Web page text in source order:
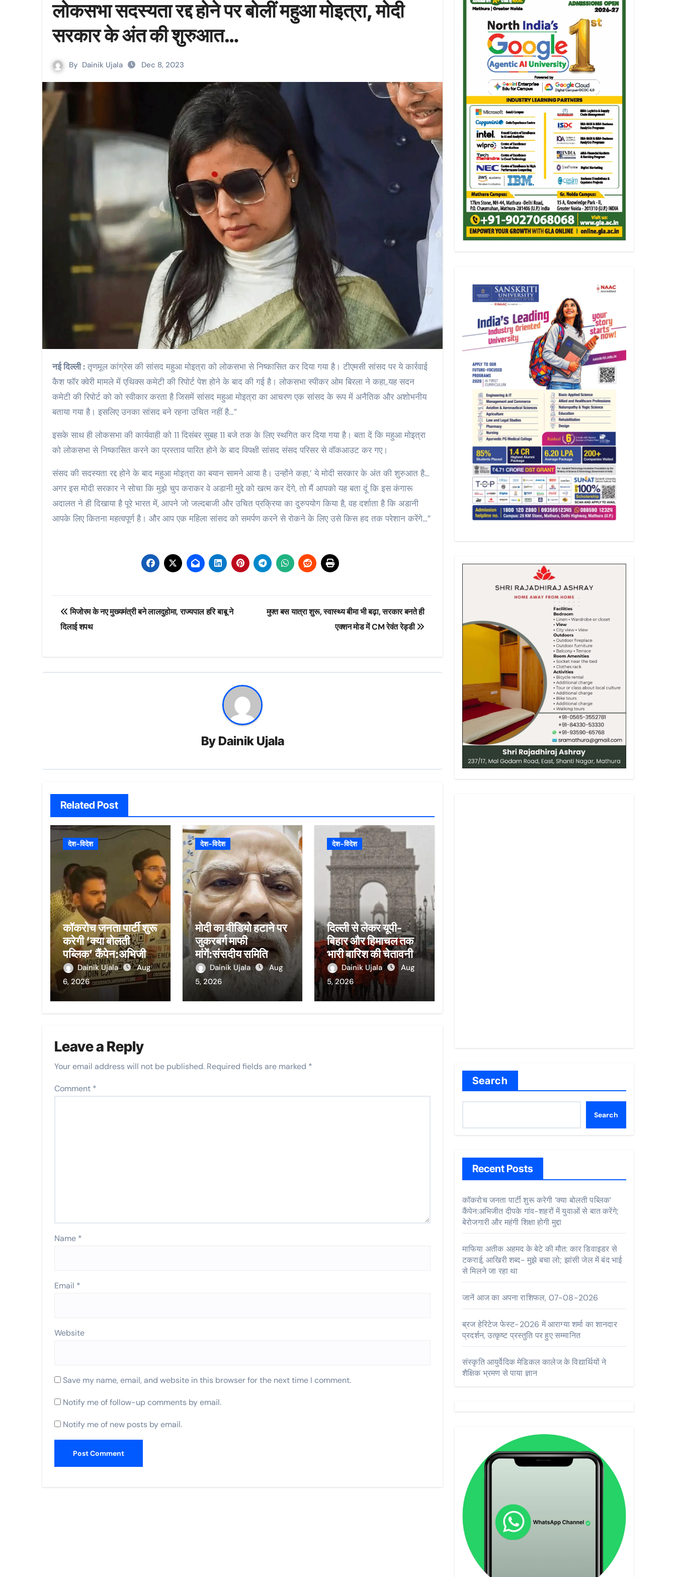
लोकसभा सदस्यता रद्द होने पर बोलीं महुआ मोइत्रा, मोदी
सरकार के अंत की शुरुआत…
By Dainik Ujala Dec 8, 2023
नई दिल्ली : तृणमूल कांग्रेस की सांसद महुआ मोइत्रा को लोकसभा से निष्कासित कर दिया गया है। टीएमसी सांसद पर ये कार्रवाई
कैश फॉर क्वेरी मामले में एथिक्स कमेटी की रिपोर्ट पेश होने के बाद की गई है। लोकसभा स्पीकर ओम बिरला ने कहा,.यह सदन
कमेटी की रिपोर्ट को को स्वीकार करता है जिसमें सांसद महुआ मोइत्रा का आचरण एक सांसद के रूप में अनैतिक और अशोभनीय
बताया गया है। इसलिए उनका सांसद बने रहना उचित नहीं है…”
इसके साथ ही लोकसभा की कार्यवाही को 11 दिसंबर सुबह 11 बजे तक के लिए स्थगित कर दिया गया है। बता दें कि महुआ मोइत्रा
को लोकसभा से निष्कासित करने का प्रस्ताव पारित होने के बाद विपक्षी सांसद संसद परिसर से वॉकआउट कर गए।
संसद की सदस्यता रद्द होने के बाद महुआ मोइत्रा का बयान सामने आया है। उन्होंने कहा,’ ये मोदी सरकार के अंत की शुरुआत है…
अगर इस मोदी सरकार ने सोचा कि मुझे चुप कराकर वे अडानी मुद्दे को खत्म कर देंगे, तो मैं आपको यह बता दूं कि इस कंगारू
अदालत ने ही दिखाया है पूरे भारत में, आपने जो जल्दबाजी और उचित प्रक्रिया का दुरुपयोग किया है, वह दर्शाता है कि अडानी
आपके लिए कितना महत्वपूर्ण है। और आप एक महिला सांसद को समर्पण करने से रोकने के लिए उसे किस हद तक परेशान करेंगे…”
Post
navigation
मिजोरम के नए मुख्यमंत्री बने लालदुहोमा, राज्यपाल हरि बाबू ने
दिलाई शपथ
मुफ्त बस यात्रा शुरू, स्वास्थ्य बीमा भी बढ़ा, सरकार बनते ही
एक्शन मोड में CM रेवंत रेड्डी
By Dainik Ujala
Related Post
देश-विदेश
कॉकरोच जनता पार्टी शुरू
करेगी ‘क्या बोलती
पब्लिक’ कैंपेन:अभिजीत
दीपके गांव-शहरों में
युवाओं से बात करेंगे;
बेरोजगारी और महंगी
Dainik Ujala
Aug
6, 2026
देश-विदेश
मोदी का वीडियो हटाने पर
जुकरबर्ग माफी
मांगें:संसदीय समिति
बोली- 3 दिन का वक्त,
नहीं तो कानूनी कार्रवाई
Dainik Ujala
Aug
5, 2026
देश-विदेश
दिल्ली से लेकर यूपी-
बिहार और हिमाचल तक
भारी बारिश की चेतावनी,
केरल में रेड अलर्ट;
गुजरात-असम-ओडिशा में
बाढ़
Dainik Ujala
Aug
5, 2026
Leave a Reply
Your email address will not be published. Required fields are marked *
Comment *
Name *
Email *
Website
Save my name, email, and website in this browser for the next time I comment.
Notify me of follow-up comments by email.
Notify me of new posts by email.
Search
Search
Recent Posts
कॉकरोच जनता पार्टी शुरू करेगी ‘क्या बोलती पब्लिक’
कैंपेन:अभिजीत दीपके गांव-शहरों में युवाओं से बात करेंगे;
बेरोजगारी और महंगी शिक्षा होगी मुद्दा
माफिया अतीक अहमद के बेटे की मौत: कार डिवाइडर से
टकराई, आखिरी शब्द- मुझे बचा लो; झांसी जेल में बंद भाई
से मिलने जा रहा था
जानें आज का अपना राशिफल, 07-08-2026
ब्रज हेरिटेज फेस्ट-2026 में आराग्या शर्मा का शानदार
प्रदर्शन, उत्कृष्ट प्रस्तुति पर हुए सम्मानित
संस्कृति आयुर्वेदिक मेडिकल कालेज के विद्यार्थियों ने
शैक्षिक भ्रमण से पाया ज्ञान